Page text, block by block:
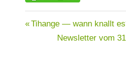
NEWSLETTER
Beitragsnavigation
Vorheriger
Beitrag:
Tihange — wann knallt
Nächster
Newsletter vom